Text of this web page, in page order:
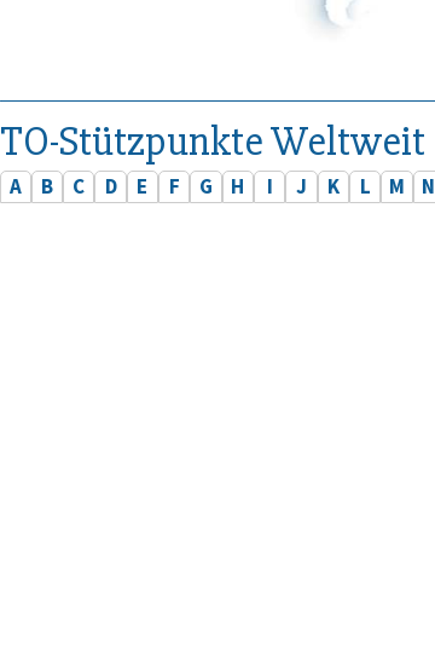
TO-Stützpunkte Weltweit
A B C D E F G H I J K L M N